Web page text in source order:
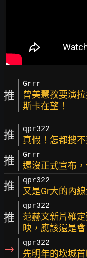
推
Grrr
曾美慧孜要演
斯卡在望！
推 qpr322
真假！怎都搜不
推 Grrr
還沒正式宣布
推 qpr322
又是Gr大的內
推
qpr322
范赫文新片確
映，應該還是會
→ qpr322
先明年的坎城